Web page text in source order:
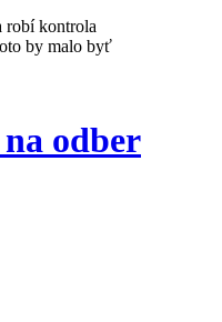
robí kontrola
by malo byť
odber